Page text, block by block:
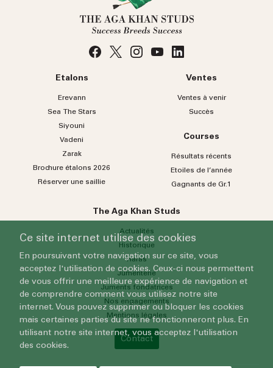
Etalons
Erevann
Sea TheStars
Siyouni
Vadeni
Zarak
Brochure étalons 2026
Réserver une saillie
Ventes
Ventes à venir
Succès
Courses
Résultats récents
Etoiles de l’année
Gagnants de Gr.1
The Aga Khan Studs
Actualités
Historique
Haras
Jumenterie
Juments fondatrices
Nos engagements
Mentions légales
Contact
Ce site internet utilise des cookies
En poursuivant votre navigation sur ce site, vous
acceptez l'utilisation de cookies. Ceux-ci nous permettent
de vous offrir une meilleure expérience de navigation et
de comprendre comment vous utilisez notre site
internet. Vous pouvez supprimer ou bloquer les cookies
mais certaines parties du site ne fonctionneront plus. En
utilisant notre site internet, vous acceptez l'utilisation
des cookies.